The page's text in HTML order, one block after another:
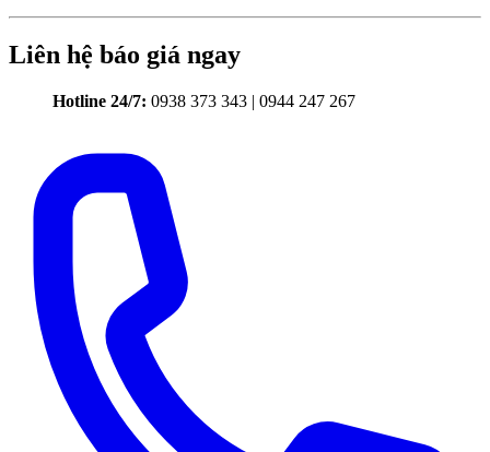
Liên hệ báo giá ngay
Hotline 24/7: 0938 373 343 | 0944 247 267